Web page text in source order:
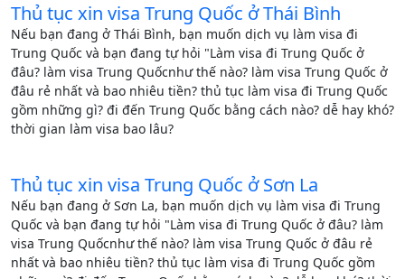
Thủ tục xin visa Trung Quốc ở Thái Bình
Nếu bạn đang ở Thái Bình, bạn muốn dịch vụ làm visa đi
Trung Quốc và bạn đang tự hỏi "Làm visa đi Trung Quốc ở
đâu? làm visa Trung Quốcnhư thế nào? làm visa Trung Quốc ở
đâu rẻ nhất và bao nhiêu tiền? thủ tục làm visa đi Trung Quốc
gồm những gì? đi đến Trung Quốc bằng cách nào? dễ hay khó?
thời gian làm visa bao lâu?
Thủ tục xin visa Trung Quốc ở Sơn La
Nếu bạn đang ở Sơn La, bạn muốn dịch vụ làm visa đi Trung
Quốc và bạn đang tự hỏi "Làm visa đi Trung Quốc ở đâu? làm
visa Trung Quốcnhư thế nào? làm visa Trung Quốc ở đâu rẻ
nhất và bao nhiêu tiền? thủ tục làm visa đi Trung Quốc gồm